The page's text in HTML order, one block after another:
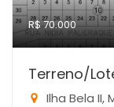
R$ 70.000
Terreno/
Ilha Bela II,